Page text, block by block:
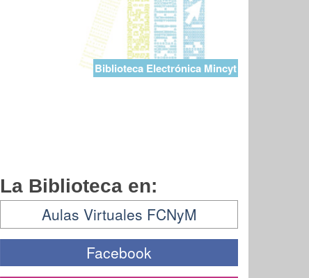
Biblioteca Electrónica Mincyt
La Biblioteca en:
Aulas Virtuales FCNyM
Facebook